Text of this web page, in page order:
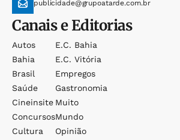
publicidade@grupoatarde.com.br
Canais e Editorias
Autos
Bahia
Brasil
Saúde
Cineinsite
Concursos
Cultura
E.c. Bahia
E.c. Vitória
Empregos
Gastronomia
Muito
Mundo
Opinião